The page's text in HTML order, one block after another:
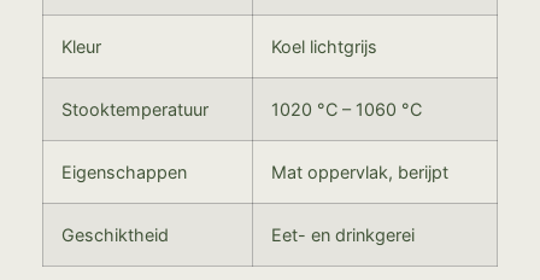
Kleur Koel lichtgrijs
Stooktemperatuur 1020 °C – 1060 °C
Eigenschappen Mat oppervlak, berijpt
Geschiktheid Eet- en drinkgerei